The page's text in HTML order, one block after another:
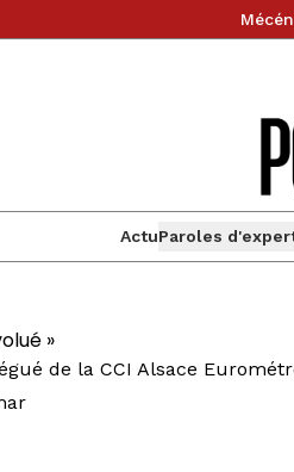
ActuParoles
»
de la CCI Alsace